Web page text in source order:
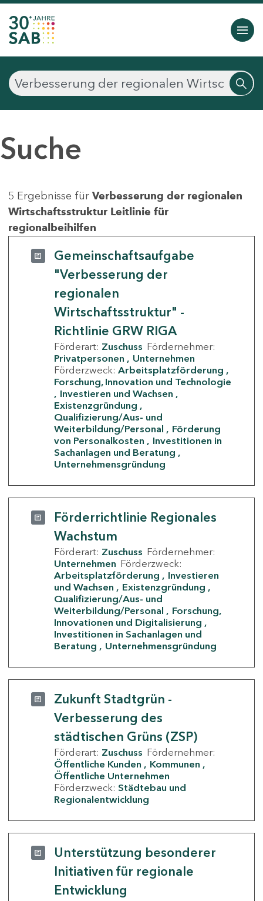
Suche
5 Ergebnisse für Verbesserung der regionalen
Wirtschaftsstruktur Leitlinie für
regionalbeihilfen
Gemeinschaftsaufgabe
"Verbesserung der
regionalen
Wirtschaftsstruktur" -
Richtlinie GRW RIGA
Förderart: Zuschuss Fördernehmer:
Privatpersonen
Unternehmen
Förderzweck: Arbeitsplatzförderung
Forschung, Innovation und Technologie
Investieren und Wachsen
Existenzgründung
Qualifizierung/Aus- und
Weiterbildung/Personal
Förderung
von Personalkosten
Investitionen in
Sachanlagen und Beratung
Unternehmensgründung
Förderrichtlinie Regionales
Wachstum
Förderart: Zuschuss Fördernehmer:
Unternehmen Förderzweck:
Arbeitsplatzförderung
Investieren
und Wachsen
Existenzgründung
Qualifizierung/Aus- und
Weiterbildung/Personal
Forschung,
Innovationen und Digitalisierung
Investitionen in Sachanlagen und
Beratung
Unternehmensgründung
Zukunft Stadtgrün -
Verbesserung des
städtischen Grüns (ZSP)
Förderart: Zuschuss Fördernehmer:
Öffentliche Kunden
Kommunen
Öffentliche Unternehmen
Förderzweck: Städtebau und
Regionalentwicklung
Unterstützung besonderer
Initiativen für regionale
Entwicklung